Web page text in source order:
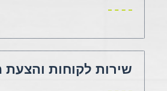
שירות לקוחות והצעת